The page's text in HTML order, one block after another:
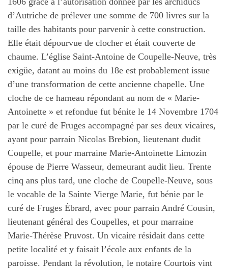
d’Autriche de prélever une somme de 700 livres sur la
taille des habitants pour parvenir à cette construction.
Elle était dépourvue de clocher et était couverte de
chaume. L’église Saint-Antoine de Coupelle-Neuve, très
exigüe, datant au moins du 18e est probablement issue
d’une transformation de cette ancienne chapelle. Une
cloche de ce hameau répondant au nom de « Marie-
Antoinette » et refondue fut bénite le 14 Novembre 1704
par le curé de Fruges accompagné par ses deux vicaires,
ayant pour parrain Nicolas Brebion, lieutenant dudit
Coupelle, et pour marraine Marie-Antoinette Limozin
épouse de Pierre Wasseur, demeurant audit lieu. Trente
cinq ans plus tard, une cloche de Coupelle-Neuve, sous
le vocable de la Sainte Vierge Marie, fut bénie par le
curé de Fruges Ébrard, avec pour parrain André Cousin,
lieutenant général des Coupelles, et pour marraine
Marie-Thérèse Pruvost. Un vicaire résidait dans cette
petite localité et y faisait l’école aux enfants de la
paroisse. Pendant la révolution, le notaire Courtois vint